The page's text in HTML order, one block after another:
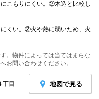
こもりにくい。②木造と比較し
くい。②火や熱に弱いため、火
。物件によっては当てはまらな
お問い合わせください。
丁目 地図で見る